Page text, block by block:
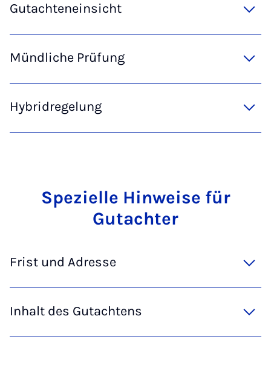
Gutachteneinsicht
Mündliche Prüfung
Hybridregelung
Spez­i­elle Hin­weise für
Gutachter
Frist und Adresse
Inhalt des Gutachtens